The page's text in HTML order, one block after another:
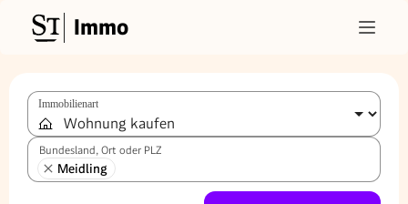
Immo
Immobilienart
Bundesland, Ort oder PLZ
Meidling